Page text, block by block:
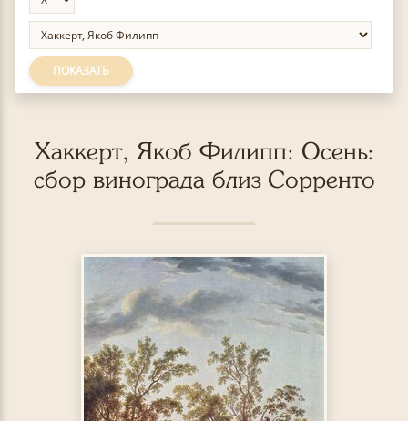
ПОКАЗАТЬ
Хаккерт, Якоб Филипп: Осень:
сбор винограда близ Сорренто